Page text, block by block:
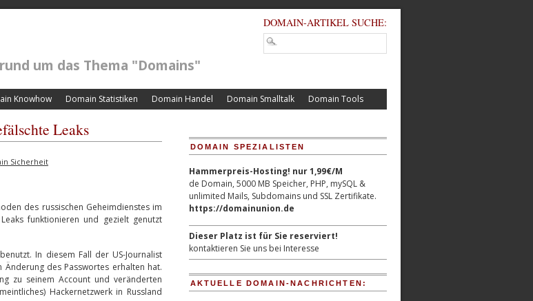
um das Thema "Domains"
DOMAIN-ARTIKEL SUCHE:
Knowhow Domain Statistiken Domain Handel Domain Smalltalk Domain Tools
Leaks
Sicherheit
des russischen Geheimdienstes im
funktionieren und gezielt genutzt
In diesem Fall der US-Journalist
des Passwortes erhalten hat.
zu seinem Account und veränderten
Hackernetzwerk in Russland
DOMAIN SPEZIALISTEN
Hammerpreis-Hosting! nur 1,99€/M
de Domain, 5000 MB Speicher, PHP, mySQL &
unlimited Mails, Subdomains und SSL Zertifikate.
https://domainunion.de
Dieser Platz ist für Sie reserviert!
kontaktieren Sie uns bei Interesse
AKTUELLE DOMAIN-NACHRICHTEN: